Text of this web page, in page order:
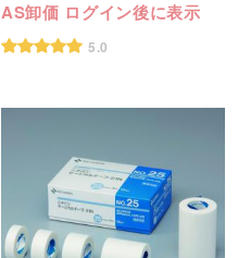
AS卸価 ログイン後に表示
5.0